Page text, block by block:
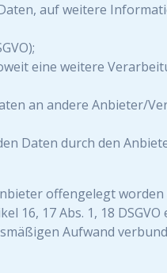
auf weitere
eine weitere
an andere Anbieter/
Daten durch den
offengelegt worden
16, 17 Abs. 1, 18
Aufwand